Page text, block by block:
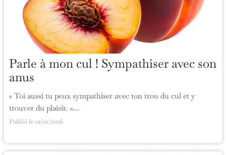
Parle à mon cul ! Sympathiser avec son
anus
Publié le 01/02/2026
« Toi aussi tu peux sympathiser avec ton trou du cul et y
trouver du plaisir. »…